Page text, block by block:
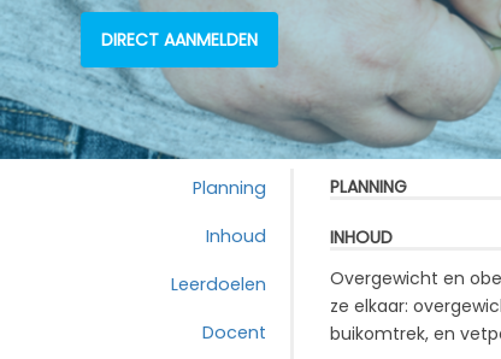
DIRECT AANMELDEN
Planning
Inhoud
Leerdoelen
Docent
PLANNING
INHOUD
Overgewicht en
ze elkaar:
buikomtrek, en